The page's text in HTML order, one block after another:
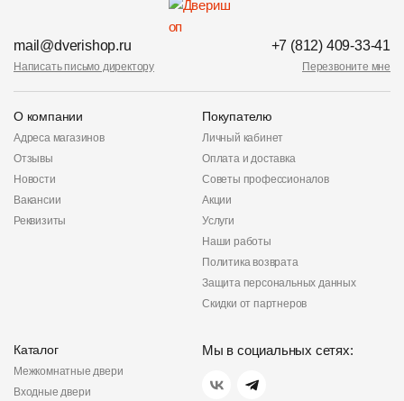
mail@dverishop.ru
Написать письмо директору
+7 (812) 409-33-41
Перезвоните мне
О компании
Адреса магазинов
Отзывы
Новости
Вакансии
Реквизиты
Покупателю
Личный кабинет
Оплата и доставка
Советы профессионалов
Акции
Услуги
Наши работы
Политика возврата
Защита персональных данных
Скидки от партнеров
Каталог
Межкомнатные двери
Входные двери
Мы в социальных сетях: